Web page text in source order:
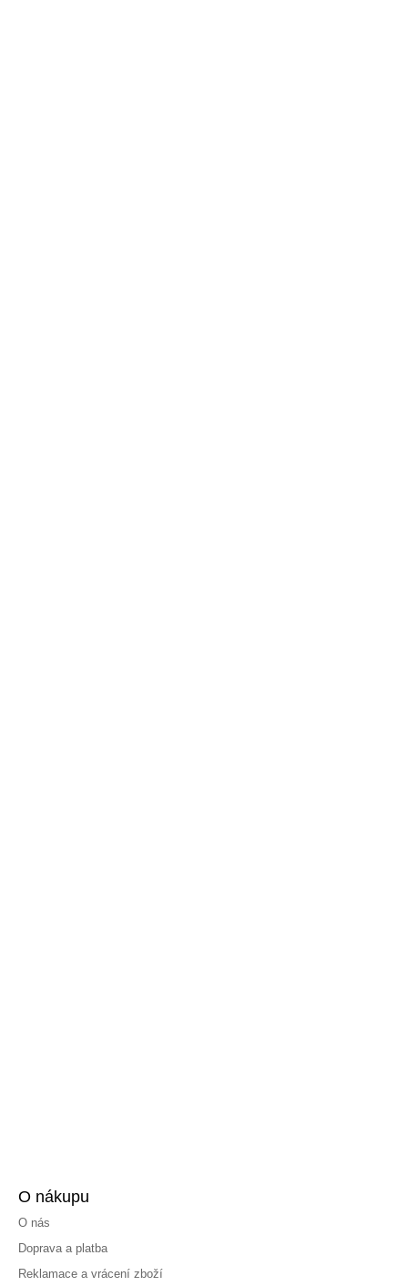
O nákupu
O nás
Doprava a platba
Reklamace a vrácení zboží